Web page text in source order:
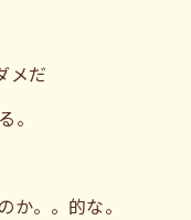
メだ
。
か。。的な。